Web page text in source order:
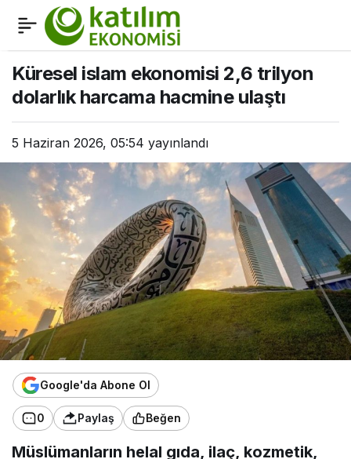
Küresel islam ekonomisi 2,6 trilyon
dolarlık harcama hacmine ulaştı
5 Haziran 2026, 05:54 yayınlandı
Google'da Abone Ol
0 Paylaş Beğen
Müslümanların helal gıda, ilaç, kozmetik,
Bakan Şimşek: İslami
finans olarak kat
etmemiz gereken bir yol
var